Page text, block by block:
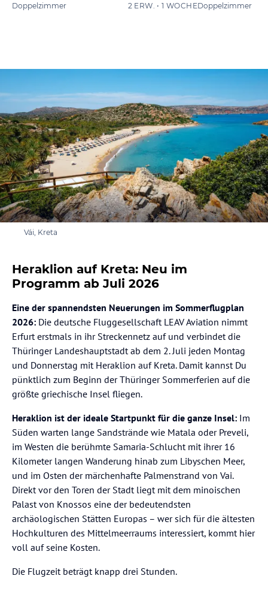
Doppelzimmer
2 ERW. • 1 WOCHEDoppelzimmer
Vái, Kreta
Heraklion auf Kreta: Neu im
Programm ab Juli 2026
Eine der spannendsten Neuerungen im Sommerflugplan
2026: Die deutsche Fluggesellschaft LEAV Aviation nimmt
Erfurt erstmals in ihr Streckennetz auf und verbindet die
Thüringer Landeshauptstadt ab dem 2. Juli jeden Montag
und Donnerstag mit Heraklion auf Kreta. Damit kannst Du
pünktlich zum Beginn der Thüringer Sommerferien auf die
größte griechische Insel fliegen.
Heraklion ist der ideale Startpunkt für die ganze Insel: Im
Süden warten lange Sandstrände wie Matala oder Preveli,
im Westen die berühmte Samaria-Schlucht mit ihrer 16
Kilometer langen Wanderung hinab zum Libyschen Meer,
und im Osten der märchenhafte Palmenstrand von Vai.
Direkt vor den Toren der Stadt liegt mit dem minoischen
Palast von Knossos eine der bedeutendsten
archäologischen Stätten Europas – wer sich für die ältesten
Hochkulturen des Mittelmeerraums interessiert, kommt hier
voll auf seine Kosten.
Die Flugzeit beträgt knapp drei Stunden.